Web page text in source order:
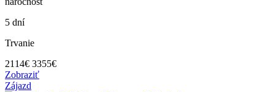
5 dní
Trvanie
2114€ 3355€
Zobraziť
Zájazd